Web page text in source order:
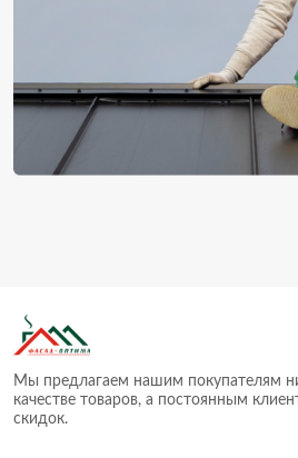
Мы предлагаем нашим покупателям
качестве товаров, а постоянным
скидок.